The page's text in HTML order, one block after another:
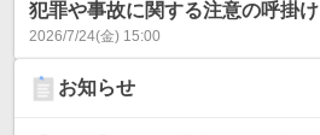
犯罪や事故に関する注意の呼掛け
2026/7/24(金) 15:00
お知らせ